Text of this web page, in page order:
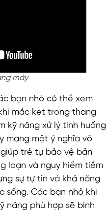
máy
bạn nhỏ có thể xem
mắc kẹt trong thang
kỹ năng xử lý tình huống
mang một ý nghĩa vô
trẻ tự bảo vệ bản
loạn và nguy hiểm tiềm
sự tự tin và khả năng
sống. Các bạn nhỏ khi
năng phù hợp sẽ bình